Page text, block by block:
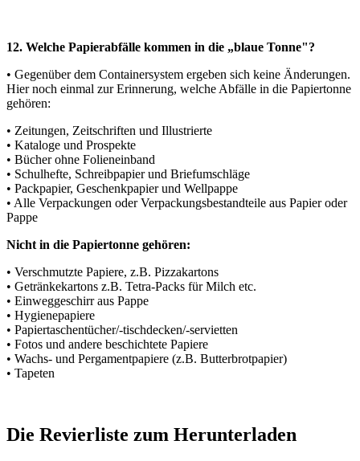
12. Welche Papierabfälle kommen in die „blaue Tonne"?
• Gegenüber dem Containersystem ergeben sich keine Änderungen.
Hier noch einmal zur Erinnerung, welche Abfälle in die Papiertonne
gehören:
• Zeitungen, Zeitschriften und Illustrierte
• Kataloge und Prospekte
• Bücher ohne Folieneinband
• Schulhefte, Schreibpapier und Briefumschläge
• Packpapier, Geschenkpapier und Wellpappe
• Alle Verpackungen oder Verpackungsbestandteile aus Papier oder
Pappe
Nicht in die Papiertonne gehören:
• Verschmutzte Papiere, z.B. Pizzakartons
• Getränkekartons z.B. Tetra-Packs für Milch etc.
• Einweggeschirr aus Pappe
• Hygienepapiere
• Papiertaschentücher/-tischdecken/-servietten
• Fotos und andere beschichtete Papiere
• Wachs- und Pergamentpapiere (z.B. Butterbrotpapier)
• Tapeten
Die Revierliste zum Herunterladen